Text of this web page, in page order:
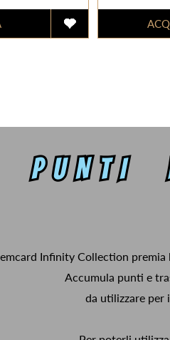
Infinity Collection
Accumula punti e
da utilizzare